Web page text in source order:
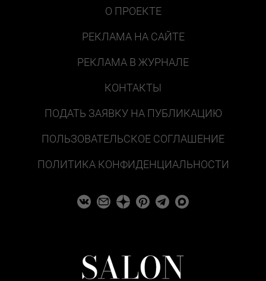
О ПРОЕКТЕ
РЕКЛАМА НА САЙТЕ
РЕКЛАМА В ЖУРНАЛЕ
КОНТАКТЫ
ПОДАТЬ ЗАЯВКУ НА ПУБЛИКАЦИЮ
ПОЛЬЗОВАТЕЛЬСКОЕ СОГЛАШЕНИЕ
ПОЛИТИКА КОНФИДЕНЦИАЛЬНОСТИ